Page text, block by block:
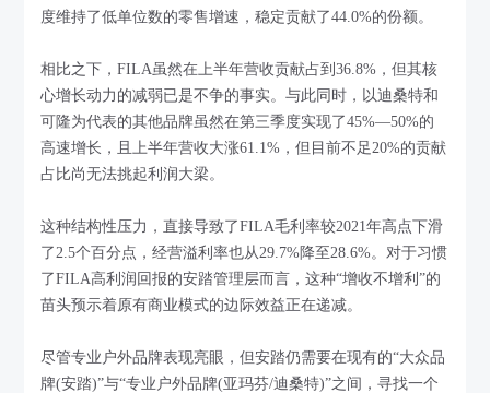
度维持了低单位数的零售增速，稳定贡献了44.0%的份额。
相比之下，FILA虽然在上半年营收贡献占到36.8%，但其核
心增长动力的减弱已是不争的事实。与此同时，以迪桑特和
可隆为代表的其他品牌虽然在第三季度实现了45%—50%的
高速增长，且上半年营收大涨61.1%，但目前不足20%的贡献
占比尚无法挑起利润大梁。
这种结构性压力，直接导致了FILA毛利率较2021年高点下滑
了2.5个百分点，经营溢利率也从29.7%降至28.6%。对于习惯
了FILA高利润回报的安踏管理层而言，这种“增收不增利”的
苗头预示着原有商业模式的边际效益正在递减。
尽管专业户外品牌表现亮眼，但安踏仍需要在现有的“大众品
牌(安踏)”与“专业户外品牌(亚玛芬/迪桑特)”之间，寻找一个